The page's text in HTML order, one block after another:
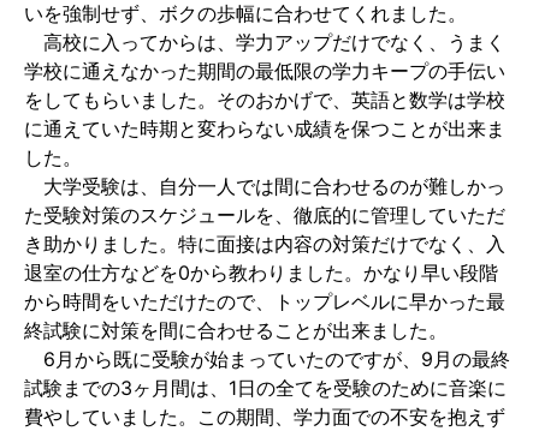
いを強制せず、ボクの歩幅に合わせてくれました。
高校に入ってからは、学力アップだけでなく、うまく
学校に通えなかった期間の最低限の学力キープの手伝い
をしてもらいました。そのおかげで、英語と数学は学校
に通えていた時期と変わらない成績を保つことが出来ま
した。
大学受験は、自分一人では間に合わせるのが難しかっ
た受験対策のスケジュールを、徹底的に管理していただ
き助かりました。特に面接は内容の対策だけでなく、入
退室の仕方などを0から教わりました。かなり早い段階
から時間をいただけたので、トップレベルに早かった最
終試験に対策を間に合わせることが出来ました。
6月から既に受験が始まっていたのですが、9月の最終
試験までの3ヶ月間は、1日の全てを受験のために音楽に
費やしていました。この期間、学力面での不安を抱えず